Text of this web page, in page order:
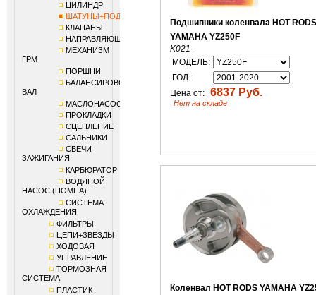
ЦИЛИНДР
ШАТУНЫ+ПОДШИПНИКИ
КЛАПАНЫ
НАПРАВЛЯЮЩИЕ
МЕХАНИЗМ
ГРМ
ПОРШНИ
БАЛАНСИРОВОЧНЫЙ
ВАЛ
МАСЛОНАСОС
ПРОКЛАДКИ
СЦЕПЛЕНИЕ
САЛЬНИКИ
СВЕЧИ
ЗАЖИГАНИЯ
КАРБЮРАТОР
ВОДЯНОЙ
НАСОС (ПОМПА)
СИСТЕМА
ОХЛАЖДЕНИЯ
ФИЛЬТРЫ
ЦЕПИ+ЗВЕЗДЫ
ХОДОВАЯ
УПРАВЛЕНИЕ
ТОРМОЗНАЯ
СИСТЕМА
ПЛАСТИК
Подшипники коленвала HOT RODS
YAMAHA YZ250F
K021-
МОДЕЛЬ:
ГОД :
Цена от: 6837 Руб.
Нет на складе
Коленвал HOT RODS YAMAHA